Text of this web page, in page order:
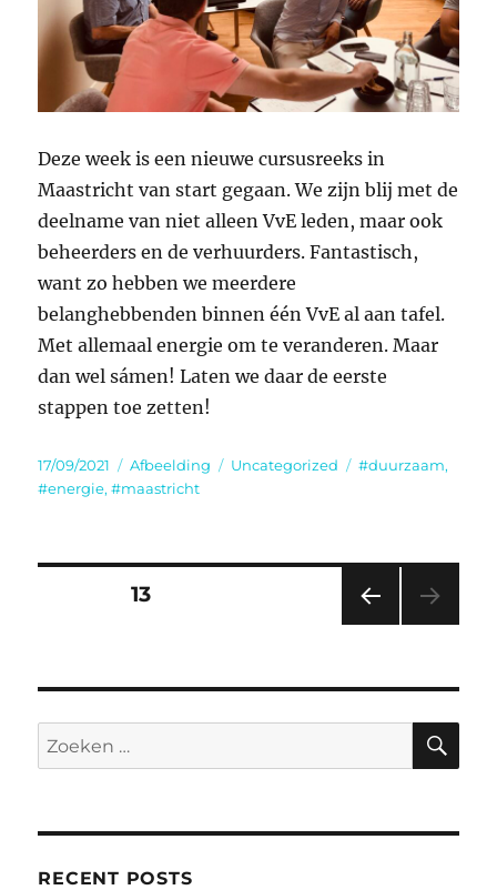
Deze week is een nieuwe cursusreeks in
Maastricht van start gegaan. We zijn blij met de
deelname van niet alleen VvE leden, maar ook
beheerders en de verhuurders. Fantastisch,
want zo hebben we meerdere
belanghebbenden binnen één VvE al aan tafel.
Met allemaal energie om te veranderen. Maar
dan wel sámen! Laten we daar de eerste
stappen toe zetten!
Geplaatst
op
17/09/2021 Format
Afbeelding Categorieën
Uncategorized Tags
#duurzaam,
#energie,#maastricht
Berichten
NA
PAGINA13
Zoeken
naar:
RECENT POSTS